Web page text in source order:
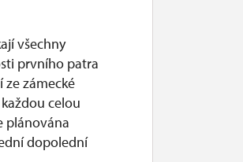
všechny
prvního patra
zámecké
celou
plánována
dopolední